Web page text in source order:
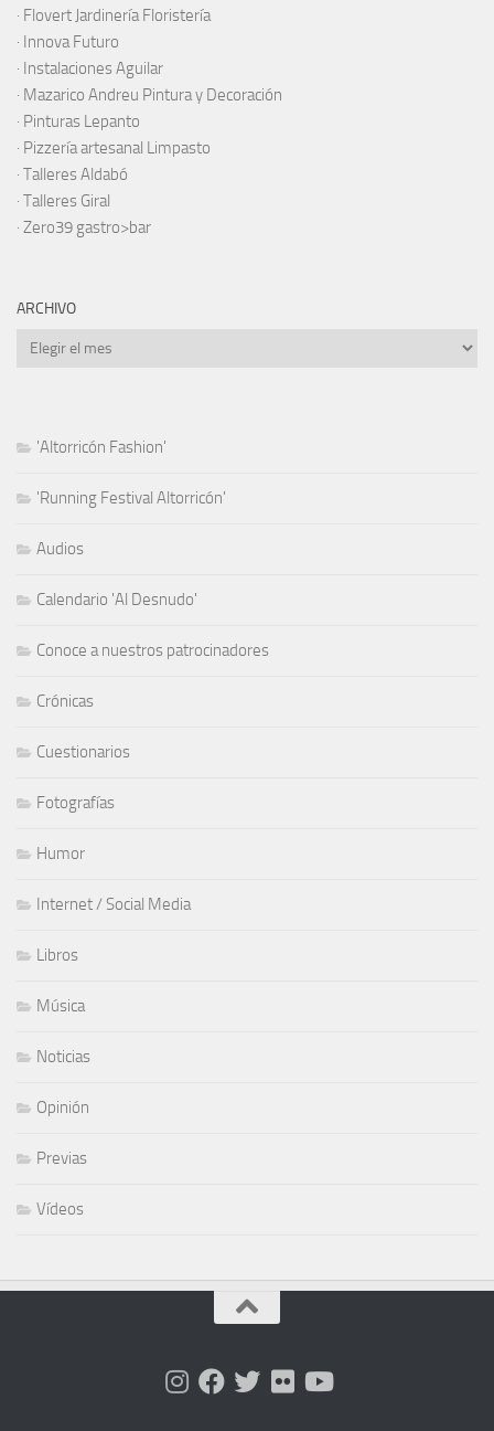
· Flovert Jardinería Floristería
· Innova Futuro
· Instalaciones Aguilar
· Mazarico Andreu Pintura y Decoración
· Pinturas Lepanto
· Pizzería artesanal Limpasto
· Talleres Aldabó
· Talleres Giral
· Zero39 gastro>bar
ARCHIVO
Archivo
'Altorricón Fashion'
'Running Festival Altorricón'
Audios
Calendario 'Al Desnudo'
Conoce a nuestros patrocinadores
Crónicas
Cuestionarios
Fotografías
Humor
Internet / Social Media
Libros
Música
Noticias
Opinión
Previas
Vídeos